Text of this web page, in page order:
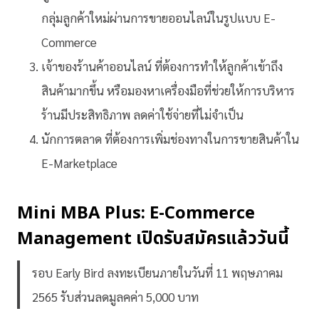
กลุ่มลูกค้าใหม่ผ่านการขายออนไลน์ในรูปแบบ E-
Commerce
เจ้าของร้านค้าออนไลน์ ที่ต้องการทำให้ลูกค้าเข้าถึง
สินค้ามากขึ้น หรือมองหาเครื่องมือที่ช่วยให้การบริหาร
ร้านมีประสิทธิภาพ ลดค่าใช้จ่ายที่ไม่จำเป็น
นักการตลาด ที่ต้องการเพิ่มช่องทางในการขายสินค้าใน
E-Marketplace
Mini MBA Plus: E-Commerce
Management เปิดรับสมัครแล้ววันนี้
รอบ Early Bird ลงทะเบียนภายในวันที่ 11 พฤษภาคม
2565 รับส่วนลดมูลคค่า 5,000 บาท